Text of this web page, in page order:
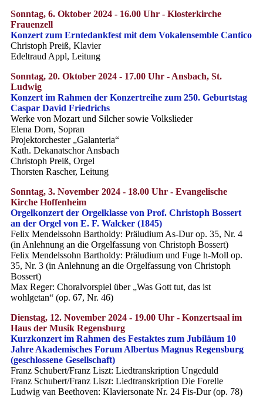
Sonntag, 6. Oktober 2024 - 16.00 Uhr - Klosterkirche
Frauenzell
Konzert zum Erntedankfest mit dem Vokalensemble Cantico
Christoph Preiß, Klavier
Edeltraud Appl, Leitung
Sonntag, 20. Oktober 2024 - 17.00 Uhr - Ansbach, St.
Ludwig
Konzert im Rahmen der Konzertreihe zum 250. Geburtstag
Caspar David Friedrichs
Werke von Mozart und Silcher sowie Volkslieder
Elena Dorn, Sopran
Projektorchester „Galanteria“
Kath. Dekanatschor Ansbach
Christoph Preiß, Orgel
Thorsten Rascher, Leitung
Sonntag, 3. November 2024 - 18.00 Uhr - Evangelische
Kirche Hoffenheim
Orgelkonzert der Orgelklasse von Prof. Christoph Bossert
an der Orgel von E. F. Walcker (1845)
Felix Mendelssohn Bartholdy: Präludium As-Dur op. 35, Nr. 4
(in Anlehnung an die Orgelfassung von Christoph Bossert)
Felix Mendelssohn Bartholdy: Präludium und Fuge h-Moll op.
35, Nr. 3 (in Anlehnung an die Orgelfassung von Christoph
Bossert)
Max Reger: Choralvorspiel über „Was Gott tut, das ist
wohlgetan“ (op. 67, Nr. 46)
Dienstag, 12. November 2024 - 19.00 Uhr - Konzertsaal im
Haus der Musik Regensburg
Kurzkonzert im Rahmen des Festaktes zum Jubiläum 10
Jahre Akademisches Forum Albertus Magnus Regensburg
(geschlossene Gesellschaft)
Franz Schubert/Franz Liszt: Liedtranskription Ungeduld
Franz Schubert/Franz Liszt: Liedtranskription Die Forelle
Ludwig van Beethoven: Klaviersonate Nr. 24 Fis-Dur (op. 78)